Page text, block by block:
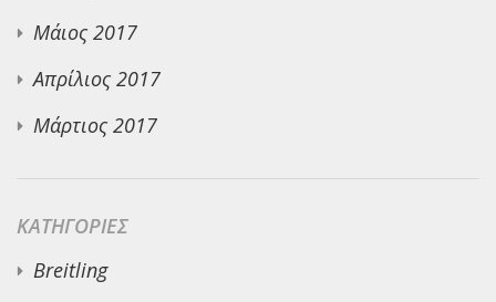
Μάιος 2017
Απρίλιος 2017
Μάρτιος 2017
KΑΤΗΓΟΡΊΕΣ
Breitling